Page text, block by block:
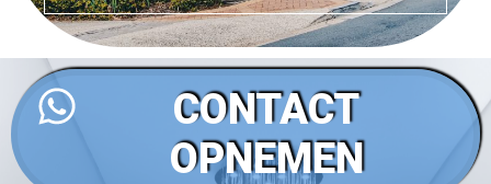
CONTACT
OPNEMEN